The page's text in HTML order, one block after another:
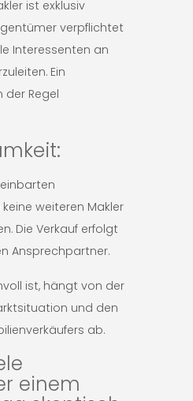
ist exklusiv
verpflichtet
Interessenten an
Ein
der Regel
weiteren Makler
Die Verkauf erfolgt
Ansprechpartner.
ist, hängt von der
und den
ab.
einem